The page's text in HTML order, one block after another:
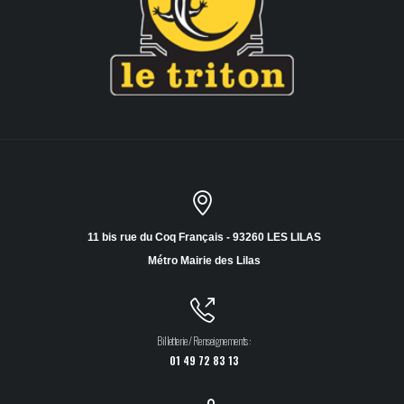
11 bis rue du Coq Français - 93260 LES LILAS
Métro Mairie des Lilas
Billetterie / Renseignements :
01 49 72 83 13